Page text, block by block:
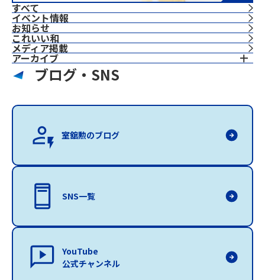
すべて
イベント情報
お知らせ
これいい和
⁨⁩メディア掲載
アーカイブ
ブログ・SNS
室舘勲のブログ
SNS一覧
YouTube
公式チャンネル